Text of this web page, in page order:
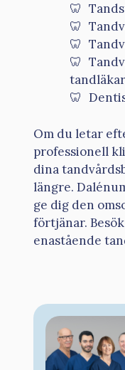
Om du letar
professionell
dina
längre.
ge dig den
förtjänar.
enastående